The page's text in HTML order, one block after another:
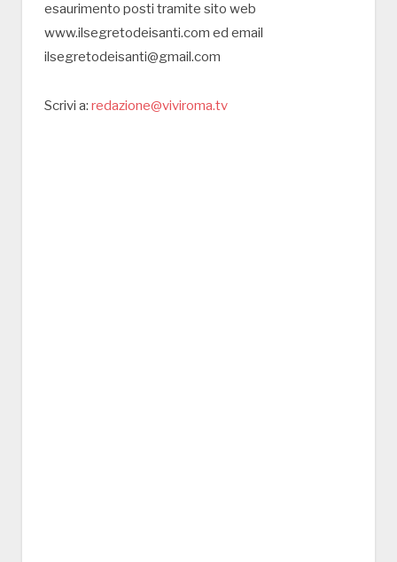
esaurimento posti tramite sito web
www.ilsegretodeisanti.com ed email
ilsegretodeisanti@gmail.com
Scrivi a: redazione@viviroma.tv